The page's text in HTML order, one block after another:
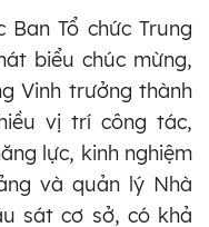
Ban Tổ chức Trung
biểu chúc mừng,
Vinh trưởng thành
vị trí công tác,
lực, kinh nghiệm
và quản lý Nhà
sát cơ sở, có khả